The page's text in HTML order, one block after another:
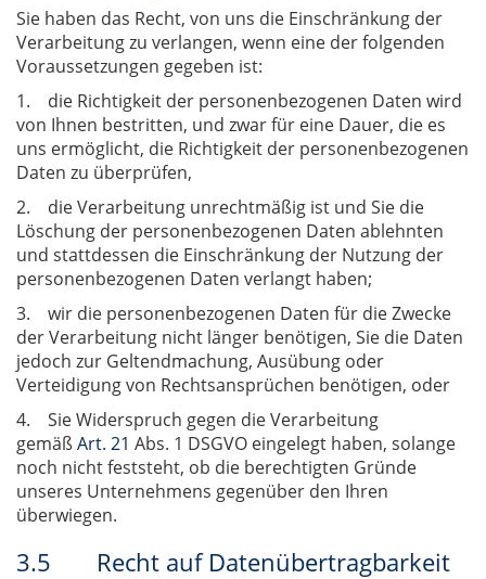
Sie haben das Recht, von uns die Einschränkung der
Verarbeitung zu verlangen, wenn eine der folgenden
Voraussetzungen gegeben ist:
1. die Richtigkeit der personenbezogenen Daten wird
von Ihnen bestritten, und zwar für eine Dauer, die es
uns ermöglicht, die Richtigkeit der personenbezogenen
Daten zu überprüfen,
2. die Verarbeitung unrechtmäßig ist und Sie die
Löschung der personenbezogenen Daten ablehnten
und stattdessen die Einschränkung der Nutzung der
personenbezogenen Daten verlangt haben;
3. wir die personenbezogenen Daten für die Zwecke
der Verarbeitung nicht länger benötigen, Sie die Daten
jedoch zur Geltendmachung, Ausübung oder
Verteidigung von Rechtsansprüchen benötigen, oder
4. Sie Widerspruch gegen die Verarbeitung
gemäßArt. 21 Abs. 1 DSGVO eingelegt haben, solange
noch nicht feststeht, ob die berechtigten Gründe
unseres Unternehmens gegenüber den Ihren
überwiegen.
3.5 Recht auf Datenübertragbarkeit